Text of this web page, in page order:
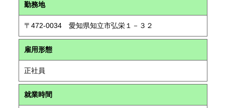
勤務地
〒472-0034 愛知県知立市弘栄１－３２
雇用形態
正社員
就業時間